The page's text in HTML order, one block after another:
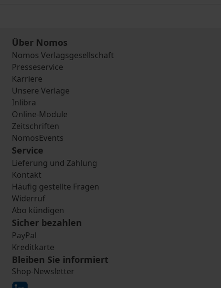
Über Nomos
Nomos Verlagsgesellschaft
Presseservice
Karriere
Unsere Verlage
Inlibra
Online-Module
Zeitschriften
NomosEvents
Service
Lieferung und Zahlung
Kontakt
Häufig gestellte Fragen
Widerruf
Abo kündigen
Sicher bezahlen
PayPal
Kreditkarte
Bleiben Sie informiert
Shop-Newsletter